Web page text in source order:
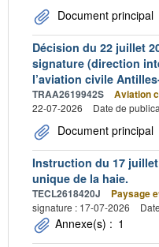
Document principal
Décision du 22 juillet
signature (direction
l’aviation civile
TRAA2619942S Aviation
22-07-2026
Date de
Document principal
Instruction du 17
unique de la haie.
TECL2618420J Paysage
signature : 17-07-2026
Annexe(s) : 1